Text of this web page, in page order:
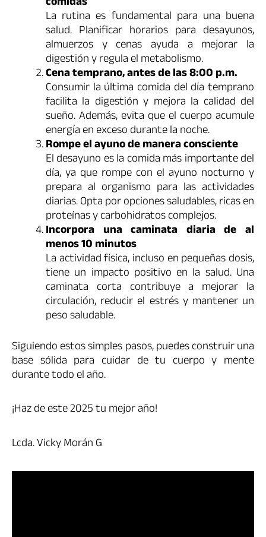
La rutina es fundamental para una buena
salud. Planificar horarios para desayunos,
almuerzos y cenas ayuda a mejorar la
digestión y regula el metabolismo.
Cena temprano, antes de las 8:00 p.m.
Consumir la última comida del día temprano
facilita la digestión y mejora la calidad del
sueño. Además, evita que el cuerpo acumule
energía en exceso durante la noche.
Rompe el ayuno de manera consciente
El desayuno es la comida más importante del
día, ya que rompe con el ayuno nocturno y
prepara al organismo para las actividades
diarias. Opta por opciones saludables, ricas en
proteínas y carbohidratos complejos.
Incorpora una caminata diaria de al
menos 10 minutos
La actividad física, incluso en pequeñas dosis,
tiene un impacto positivo en la salud. Una
caminata corta contribuye a mejorar la
circulación, reducir el estrés y mantener un
peso saludable.
Siguiendo estos simples pasos, puedes construir una
base sólida para cuidar de tu cuerpo y mente
durante todo el año.
¡Haz de este 2025 tu mejor año!
Lcda. Vicky Morán G